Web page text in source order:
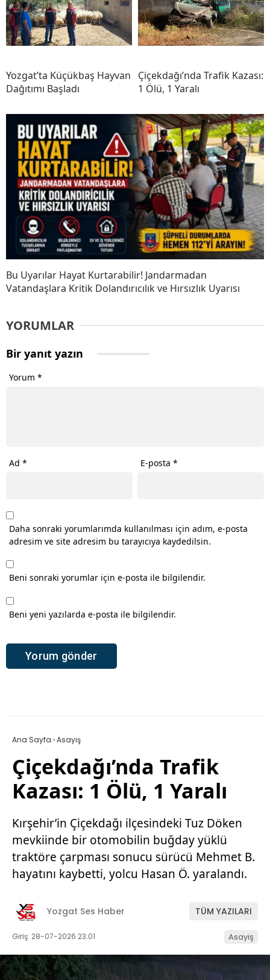
Yozgat’ta Küçükbaş Hayvan
Dağıtımı Başladı
Çiçekdağı’nda Trafik Kazası:
1 Ölü, 1 Yaralı
Bu Uyarılar Hayat Kurtarabilir! Jandarmadan
Vatandaşlara Kritik Dolandırıcılık ve Hırsızlık Uyarısı
YORUMLAR
Bir yanıt yazın
Yorum *
Ad * E-posta*
Daha sonraki yorumlarımda kullanılması için adım, e-posta
adresim ve site adresim bu tarayıcıya kaydedilsin.
Beni sonraki yorumlar için e-posta ile bilgilendir.
Beni yeni yazılarda e-posta ile bilgilendir.
Ana Sayfa ›Asayiş
Çiçekdağı’nda Trafik
Kazası: 1 Ölü, 1 Yaralı
Kırşehir’in Çiçekdağı ilçesindeki Tuz Döken
mevkiinde bir otomobilin buğday yüklü
traktöre çarpması sonucu sürücü Mehmet B.
hayatını kaybetti, yolcu Hasan Ö. yaralandı.
Yozgat Ses Haber TÜM YAZILARI
Giriş: 28-07-2026 23:01 Asayiş